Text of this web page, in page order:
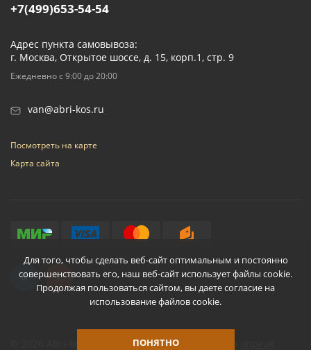
Для того, чтобы сделать веб-сайт оптимальным и постоянно
совершенствовать его, наш веб-сайт использует файлы cookie.
Продолжая пользоваться сайтом, вы даете согласие на
использование файлов cookie.
ПОНЯТНО
+7(499)653-54-54
Адрес пункта самовывоза:
г. Москва, Открытое шоссе, д. 15, корп.1, стр. 9
Ежедневно с 9:00 до 20:00
van@abri-kos.ru
Посмотреть на карте
Карта сайта
Разработано